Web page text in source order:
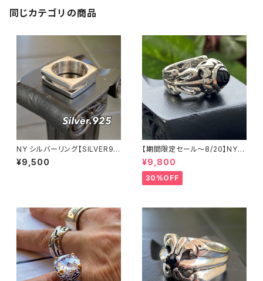
同じカテゴリの商品
NY シルバーリング【SILVER92
5】スクエア 指輪 メンズリング
¥9,500
【期間限定セール～8/20】NYシ
ルバーリング 特大メンズリング
SILVER925 フェザーリング ナ
バホ族 インディアンジュエリー
太め 指輪 ホピ
¥9,800
30%OFF